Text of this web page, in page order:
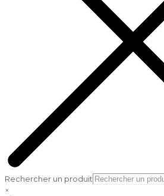
Rechercher un produit
×